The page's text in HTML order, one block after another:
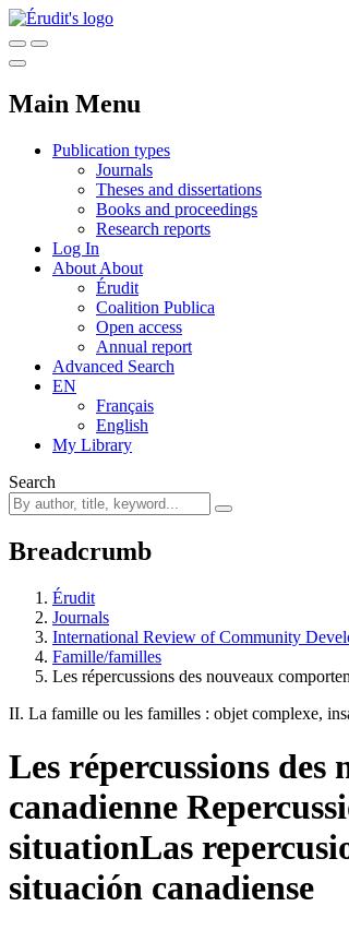
Main Menu
Publication types
Journals
Theses and dissertations
Books and proceedings
Research reports
Log In
About About
Érudit
Coalition Publica
Open access
Annual report
Advanced Search
EN
Français
English
My Library
Search
Breadcrumb
Érudit
Journals
International Review of Community
Famille/familles
Les répercussions des nouveaux
II. La famille ou les familles : objet complexe,
Les répercussions
canadienne
situationLas
situación canadiense